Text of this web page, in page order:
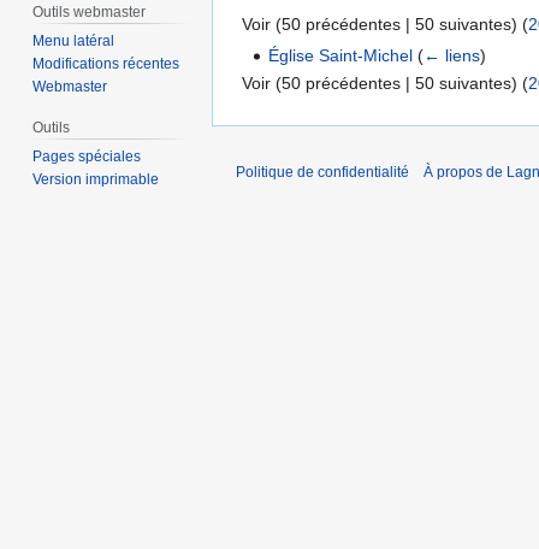
Voir (50 précédentes | 50 suivantes) (
Église Saint-Michel (← liens)
Voir (50 précédentes | 50 suivantes) (
Outils webmaster
Menu latéral
Modifications récentes
Webmaster
Outils
Pages spéciales
Version imprimable
Politique de confidentialité À propos de